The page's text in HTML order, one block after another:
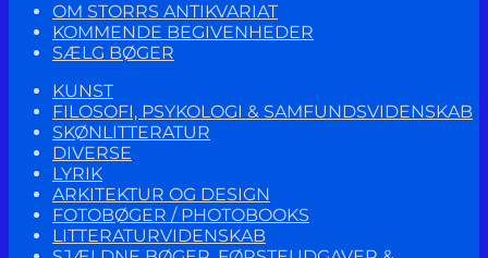
OM STORRS ANTIKVARIAT
KOMMENDE BEGIVENHEDER
SÆLG BØGER
KUNST
FILOSOFI, PSYKOLOGI & SAMFUNDSVIDENSKAB
SKØNLITTERATUR
DIVERSE
LYRIK
ARKITEKTUR OG DESIGN
FOTOBØGER / PHOTOBOOKS
LITTERATURVIDENSKAB